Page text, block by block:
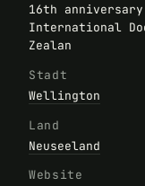
16th
International
Zealan
Stadt
Wellington
Land
Neuseeland
Website